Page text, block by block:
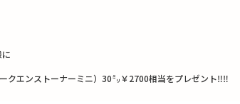
クエンストーナーミニ）30㍉￥2700相当をプレゼント‼︎‼︎